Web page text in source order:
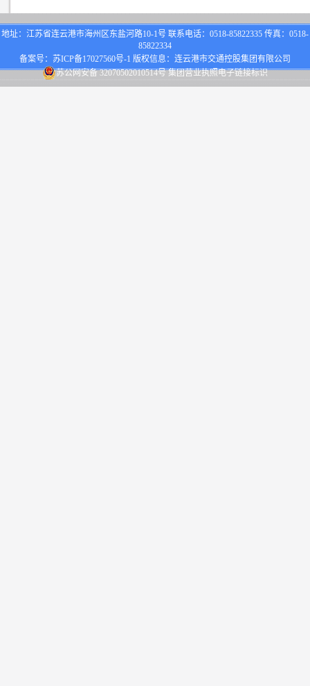
地址：江苏省连云港市海州区东盐河路10-1号 联系电话：0518-85822335 传真：0518-
85822334
备案号： 苏ICP备17027560号-1 版权信息：连云港市交通控股集团有限公司
苏公网安备 32070502010514号 集团营业执照电子链接标识